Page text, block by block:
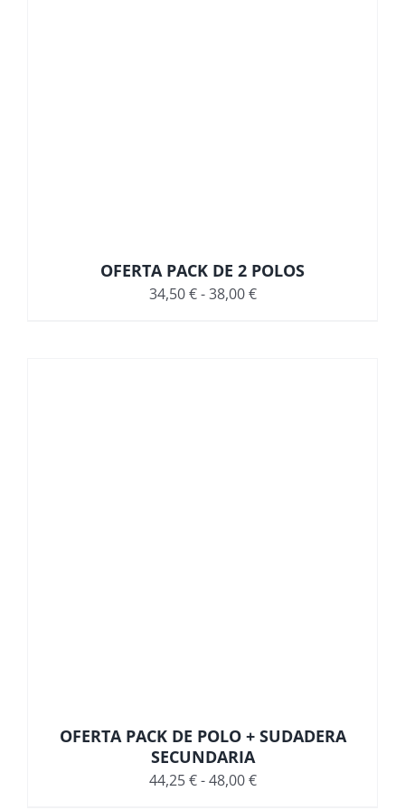
OFERTA PACK DE 2 POLOS
34,50€ - 38,00€Rango
OFERTA PACK DE POLO + SUDADERA
SECUNDARIA
44,25€ - 48,00€Rango